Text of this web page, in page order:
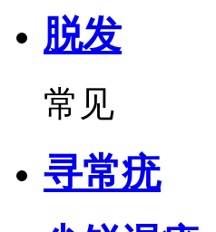
脱发
常见
寻常疣